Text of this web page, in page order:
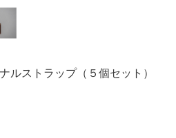
ストラップ（５個セット）